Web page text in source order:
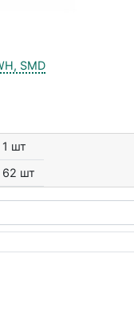
SMD
шт
62 шт